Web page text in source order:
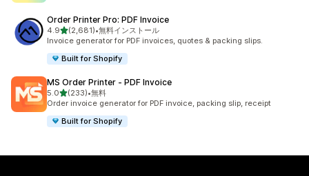
Order Printer Pro: PDF Invoice
4.95つ星中
(2,681)
合計レビュー数：2681件
•無料インストール
Invoice generator for PDF invoices, quotes & packing slips.
Built for Shopify
MS Order Printer ‑ PDF Invoice
5.05つ星中
(233)
合計レビュー数：233件
•無料
Order invoice generator for PDF invoice, packing slip, receipt
Built for Shopify